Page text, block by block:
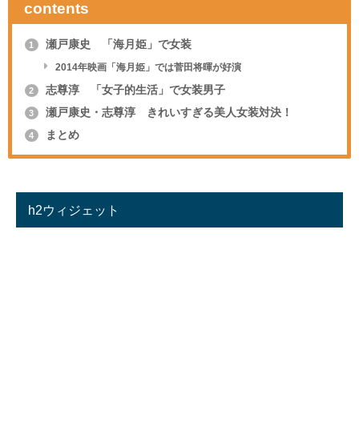
contents
1 瀬戸康史 「海月姫」で女装
2014年映画「海月姫」では菅田将暉が好演
2 志尊淳 「女子的生活」で女装男子
3 瀬戸康史・志尊淳 きれいすぎる美人女装対決！
4 まとめ
h2ウィジェット